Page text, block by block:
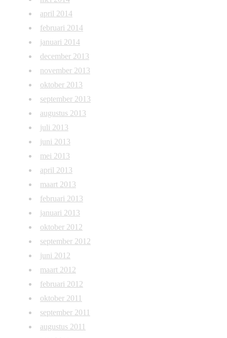
april 2014
februari 2014
januari 2014
december 2013
november 2013
oktober 2013
september 2013
augustus 2013
juli 2013
juni 2013
mei 2013
april 2013
maart 2013
februari 2013
januari 2013
oktober 2012
september 2012
juni 2012
maart 2012
februari 2012
oktober 2011
september 2011
augustus 2011